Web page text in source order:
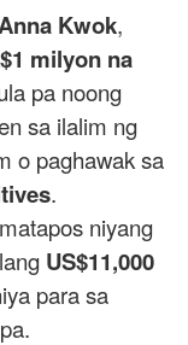
Kwok,
milyon na
pa noong
sa ilalim ng
o paghawak sa
.
niyang
US$11,000
para sa